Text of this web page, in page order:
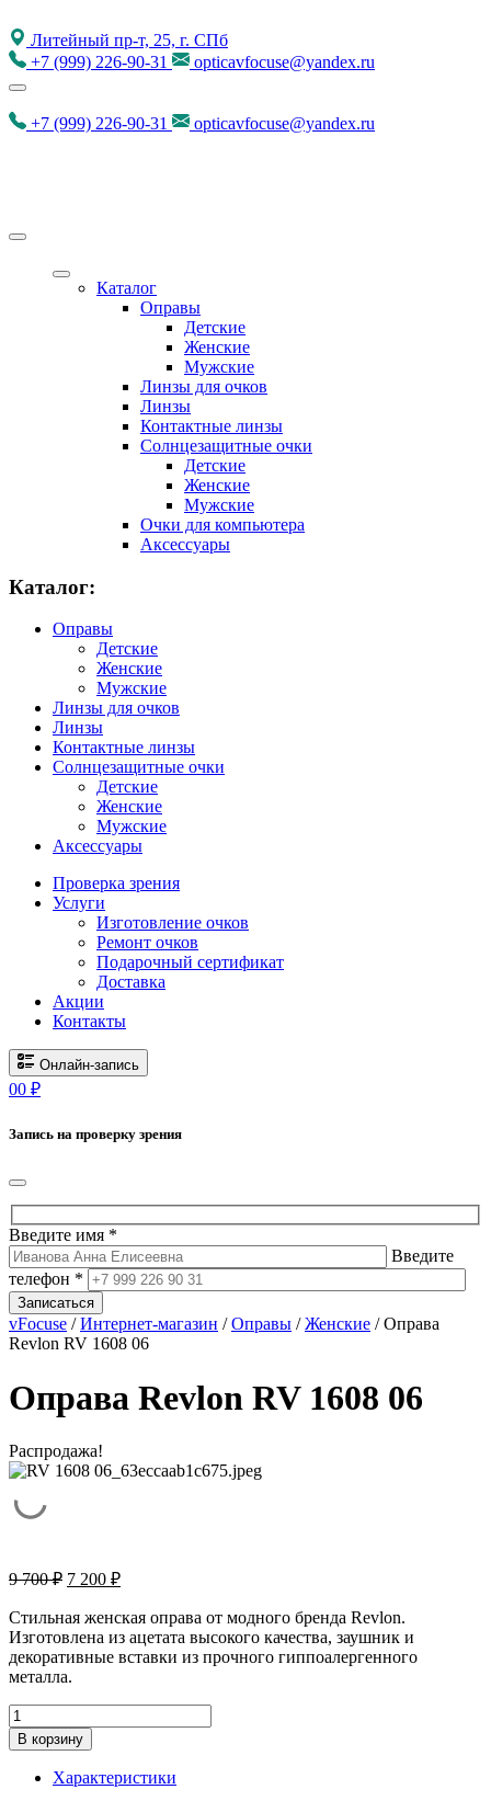
Литейный пр-т, 25, г. СПб
+7 (999) 226-90-31 opticavfocuse@yandex.ru
+7 (999) 226-90-31 opticavfocuse@yandex.ru
Каталог
Оправы
Детские
Женские
Мужские
Линзы для очков
Линзы
Контактные линзы
Солнцезащитные очки
Детские
Женские
Мужские
Очки для компьютера
Аксессуары
Каталог:
Оправы
Детские
Женские
Мужские
Линзы для очков
Линзы
Контактные линзы
Солнцезащитные очки
Детские
Женские
Мужские
Аксессуары
Проверка зрения
Услуги
Изготовление очков
Ремонт очков
Подарочный сертификат
Доставка
Акции
Контакты
Онлайн-запись
00 ₽
Запись на проверку зрения
Введите имя *
Введите
телефон *
Записаться
vFocuse /Интернет-магазин /Оправы /Женские / Оправа
Revlon RV 1608 06
Оправа Revlon RV 1608 06
Распродажа!
9 700₽ Первоначальная
составляла
9
700 ₽.
7 200 ₽Текущая
7
200 ₽.
Стильная женская оправа от модного бренда Revlon.
Изготовлена из ацетата высокого качества, заушник и
декоративные вставки из прочного гиппоалергенного
металла.
Количество
товара
Оправа
Revlon
В корзину
Характеристики